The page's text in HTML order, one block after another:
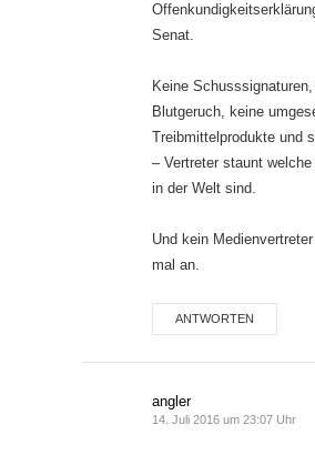
Senat.
Keine
Blutgeruch, keine
Treibmittelprodukte und
– Vertreter staunt
in der Welt sind.
Und kein
mal an.
ANTWORTEN
angler
14. Juli 2016 um 23:07 Uhr